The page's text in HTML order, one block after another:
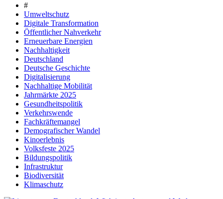
#
Umweltschutz
Digitale Transformation
Öffentlicher Nahverkehr
Erneuerbare Energien
Nachhaltigkeit
Deutschland
Deutsche Geschichte
Digitalisierung
Nachhaltige Mobilität
Jahrmärkte 2025
Gesundheitspolitik
Verkehrswende
Fachkräftemangel
Demografischer Wandel
Kinoerlebnis
Volksfeste 2025
Bildungspolitik
Infrastruktur
Biodiversität
Klimaschutz